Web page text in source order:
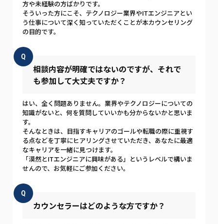
方や未経験の方ばかりです。
そういった方にこそ、テクノロジー業界やITエンジニアとい
う仕事について深く知っていただくことが本カウンセリング
の目的です。
Q
相談内容が明確ではないのですが、それで
も参加して大丈夫ですか？
はい、全く問題ありません。業界やテクノロジーについての
知識がないと、何を質問していいかも分からないかと思いま
す。
そんなときは、目指すキャリアのゴールや転職の際に重視す
る点などを丁寧にヒアリングさせていただき、あなたに最適
なキャリアを一緒に見つけます。
「漠然とITエンジニアに興味がある」というレベルで構いま
せんので、お気軽にご参加ください。
Q
カウンセラーはどのような方ですか？